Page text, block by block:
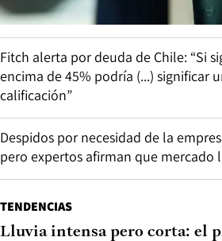
Fitch alerta por deuda de Chile: “Si
encima de 45% podría (...) significar
calificación”
Despidos por necesidad de la
pero expertos afirman que mercado
TENDENCIAS
Lluvia intensa pero corta: el